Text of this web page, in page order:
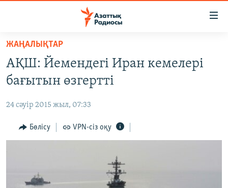
Skip
main
content
to
Navigation
Skip
ЖАҢАЛЫҚТАР
САЯСАТ
ҚАҢТАР ОҚИҒАСЫ
АДАМ ҚҰҚЫҚТАРЫ
АРНАЙЫ ЖОБАЛАР
ЖАҢАЛЫҚТАР
АҚШ: Йемендегі Иран кемелері
бағытын өзгертті
24 сәуір 2015 жыл, 07:33
Бөлісу VPN-сіз оқу